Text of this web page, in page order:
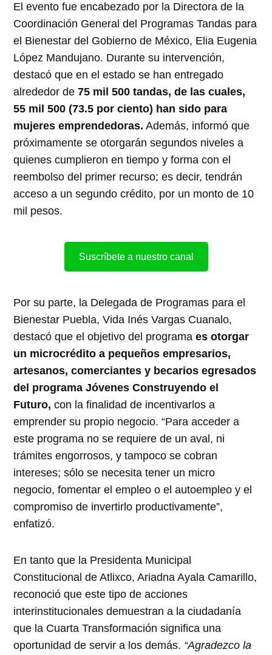
El evento fue encabezado por la Directora de la
Coordinación General del Programas Tandas para
el Bienestar del Gobierno de México, Elia Eugenia
López Mandujano. Durante su intervención,
destacó que en el estado se han entregado
alrededor de 75 mil 500 tandas, de las cuales,
55 mil 500 (73.5 por ciento) han sido para
mujeres emprendedoras. Además, informó que
próximamente se otorgarán segundos niveles a
quienes cumplieron en tiempo y forma con el
reembolso del primer recurso; es decir, tendrán
acceso a un segundo crédito, por un monto de 10
mil pesos.
Suscríbete a nuestro canal
Por su parte, la Delegada de Programas para el
Bienestar Puebla, Vida Inés Vargas Cuanalo,
destacó que el objetivo del programaes otorgar
un microcrédito a pequeños empresarios,
artesanos, comerciantes y becarios egresados
del programa Jóvenes Construyendo el
Futuro, con la finalidad de incentivarlos a
emprender su propio negocio. “Para acceder a
este programa no se requiere de un aval, ni
trámites engorrosos, y tampoco se cobran
intereses; sólo se necesita tener un micro
negocio, fomentar el empleo o el autoempleo y el
compromiso de invertirlo productivamente”,
enfatizó.
En tanto que la Presidenta Municipal
Constitucional de Atlixco, Ariadna Ayala Camarillo,
reconoció que este tipo de acciones
interinstitucionales demuestran a la ciudadanía
que la Cuarta Transformación significa una
oportunidad de servir a los demás. “Agradezco la